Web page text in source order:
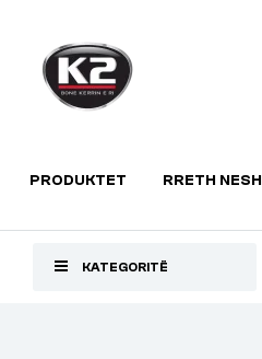
PRODUKTET RRETH NESH
KATEGORITË